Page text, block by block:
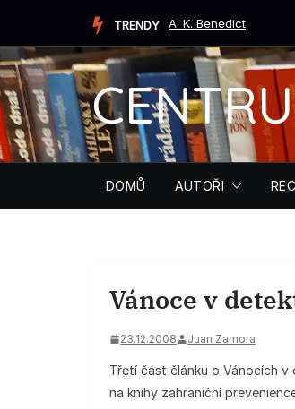
obsah
TRENDY A. K. Benedict
DOMŮ AUTOŘI
Vánoce v
23.12.2008 Juan Zamora
Třetí část článku o Vánocích
na knihy zahraniční